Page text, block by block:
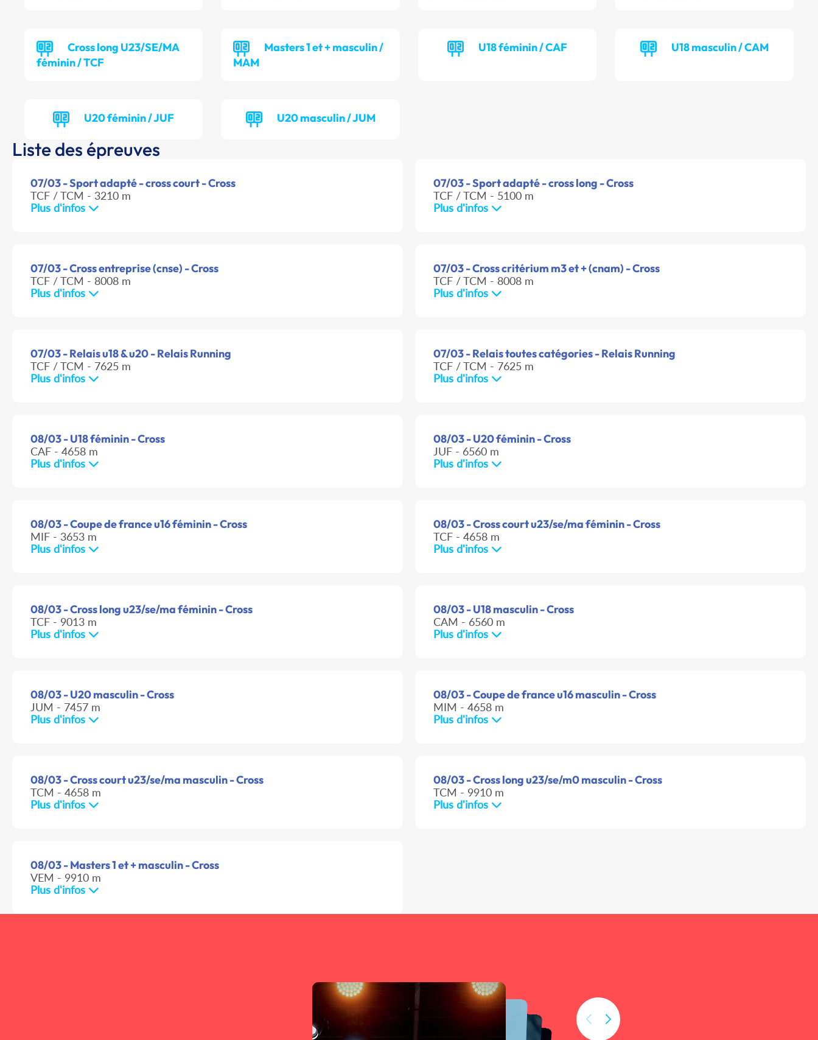
Cross long U23/SE/MA
féminin / TCF
Masters 1 et + masculin /
MAM
U18 féminin / CAF U18 masculin / CAM
U20 féminin / JUF U20 masculin / JUM
Liste des épreuves
07/03 - Sport adapté - cross court - Cross
TCF / TCM - 3210 m
Plus d'infos
07/03 - Sport adapté - cross long - Cross
TCF / TCM - 5100 m
Plus d'infos
07/03 - Cross entreprise (cnse) - Cross
TCF / TCM - 8008 m
Plus d'infos
07/03 - Cross critérium m3 et + (cnam) - Cross
TCF / TCM - 8008 m
Plus d'infos
07/03 - Relais u18 & u20 - Relais Running
TCF / TCM - 7625 m
Plus d'infos
07/03 - Relais toutes catégories - Relais Running
TCF / TCM - 7625 m
Plus d'infos
08/03 - U18 féminin - Cross
CAF - 4658 m
Plus d'infos
08/03 - U20 féminin - Cross
JUF - 6560 m
Plus d'infos
08/03 - Coupe de france u16 féminin - Cross
MIF - 3653 m
Plus d'infos
08/03 - Cross court u23/se/ma féminin - Cross
TCF - 4658 m
Plus d'infos
08/03 - Cross long u23/se/ma féminin - Cross
TCF - 9013 m
Plus d'infos
08/03 - U18 masculin - Cross
CAM - 6560 m
Plus d'infos
08/03 - U20 masculin - Cross
JUM - 7457 m
Plus d'infos
08/03 - Coupe de france u16 masculin - Cross
MIM - 4658 m
Plus d'infos
08/03 - Cross court u23/se/ma masculin - Cross
TCM - 4658 m
Plus d'infos
08/03 - Cross long u23/se/m0 masculin - Cross
TCM - 9910 m
Plus d'infos
08/03 - Masters 1 et + masculin - Cross
VEM - 9910 m
Plus d'infos